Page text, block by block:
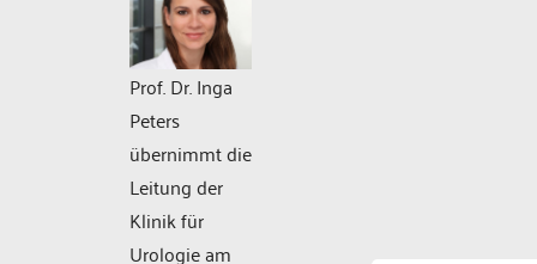
Prof. Dr. Inga
Peters
übernimmt die
Leitung der
Klinik für
Urologie am